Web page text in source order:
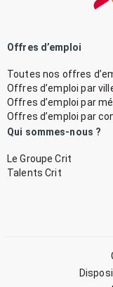
Offres d’emploi
Toutes nos offres
Offres d’emploi par
Offres d’emploi par
Offres d’emploi par
Qui sommes-nous ?
Le Groupe Crit
Talents Crit